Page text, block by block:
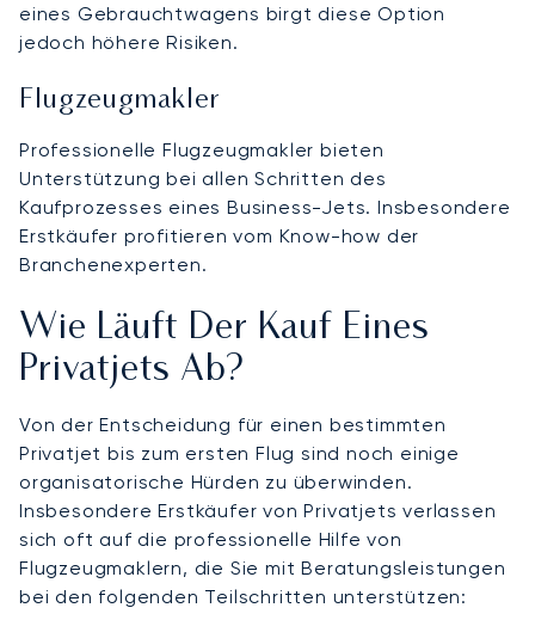
eines Gebrauchtwagens birgt diese Option
jedoch höhere Risiken.
Flugzeugmakler
Professionelle Flugzeugmakler bieten
Unterstützung bei allen Schritten des
Kaufprozesses eines Business-Jets. Insbesondere
Erstkäufer profitieren vom Know-how der
Branchenexperten.
Wie Läuft Der Kauf Eines
Privatjets Ab?
Von der Entscheidung für einen bestimmten
Privatjet bis zum ersten Flug sind noch einige
organisatorische Hürden zu überwinden.
Insbesondere Erstkäufer von Privatjets verlassen
sich oft auf die professionelle Hilfe von
Flugzeugmaklern, die Sie mit Beratungsleistungen
bei den folgenden Teilschritten unterstützen: